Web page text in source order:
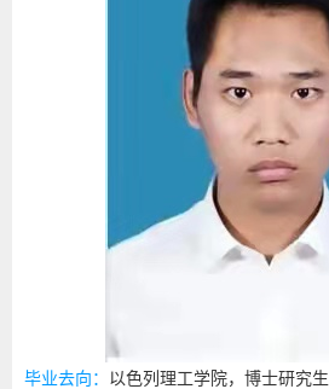
毕业去向： 以色列理工学院，博士研究生